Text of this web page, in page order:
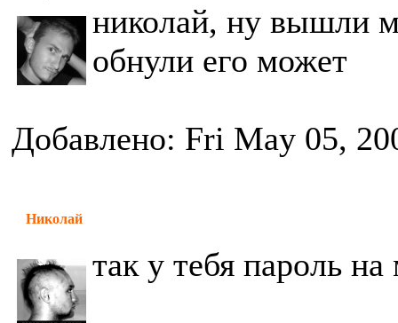
николай, ну вышли
обнули его может
Добавлено: Fri May 05,
Николай
так у тебя пароль